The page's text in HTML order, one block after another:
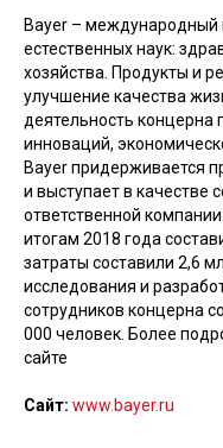
Bayer – международный
естественных наук:
хозяйства. Продукты и
улучшение качества
деятельность концерна
инноваций,
Bayer придерживается
и выступает в качестве
ответственной
итогам 2018 года
затраты составили 2,6
исследования и
сотрудников концерна
000 человек. Более
сайте
Сайт: www.bayer.ru